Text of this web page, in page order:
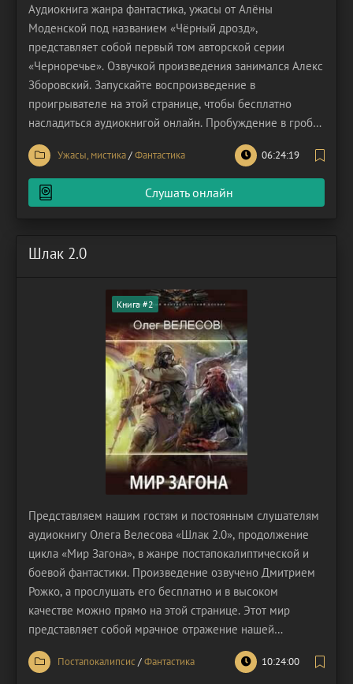
Аудиокнига жанра фантастика, ужасы от Алёны
Моденской под названием «Чёрный дрозд»,
представляет собой первый том авторской серии
«Черноречье». Озвучкой произведения занимался Алекс
Зборовский. Запускайте воспроизведение в
проигрывателе на этой странице, чтобы бесплатно
насладиться аудиокнигой онлайн. Пробуждение в гробу
– лишь начало кошмара для Данила Дроздова,
молодого, преуспевающего нотариуса, чья жизнь
внезапно оборачивается трагедией. Он приходит в себя
на собственных похоронах,
Ужасы, мистика/Фантастика 06:24:19
Слушать онлайн
Шлак 2.0
Книга #2
Представляем нашим гостям и постоянным слушателям
аудиокнигу Олега Велесова «Шлак 2.0», продолжение
цикла «Мир Загона», в жанре постапокалиптической и
боевой фантастики. Произведение озвучено Дмитрием
Рожко, а прослушать его бесплатно и в высоком
качестве можно прямо на этой странице. Этот мир
представляет собой мрачное отражение нашей
действительности, где человеческие ценности
вытеснены беспощадным прагматизмом, а понятия
Постапокалипсис /Фантастика 10:24:00